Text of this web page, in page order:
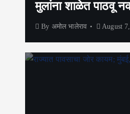
मुलांना शाळेत पाठवू
By अमोल भालेराव August